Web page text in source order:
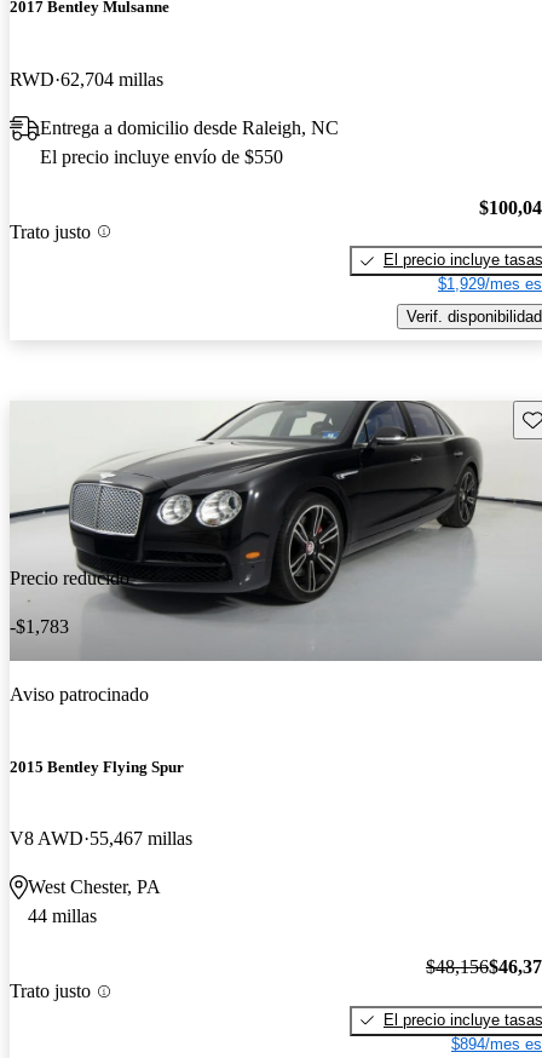
2017 Bentley Mulsanne
RWD 62,704 millas
Entrega a domicilio desde Raleigh, NC
El precio incluye envío de $550
Trato justo
El precio incluye tasas
$1,929/mes
Verif. disponibilidad
Precio reducido
-$1,783
Aviso patrocinado
2015 Bentley Flying Spur
V8 AWD 55,467 millas
West Chester, PA
44 millas
Trato justo
$48,156
El precio incluye tasas
$894/mes